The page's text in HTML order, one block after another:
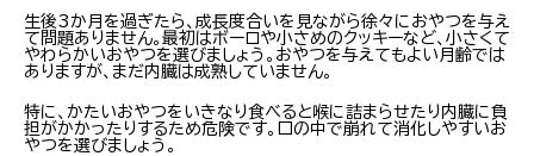
生後3か月を過ぎたら、成長度合いを見ながら徐々におやつを与え
て問題ありません。最初はボーロや小さめのクッキーなど、小さくて
やわらかいおやつを選びましょう。おやつを与えてもよい月齢では
ありますが、まだ内臓は成熟していません。
特に、かたいおやつをいきなり食べると喉に詰まらせたり内臓に負
担がかかったりするため危険です。口の中で崩れて消化しやすいお
やつを選びましょう。